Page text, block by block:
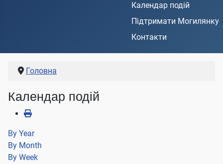
Календар подій
Підтримати Могилянку
Контакти
Головна
Календар подій
By Year
By Month
By Week